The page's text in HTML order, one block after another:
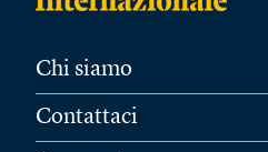
Chi siamo
Contattaci